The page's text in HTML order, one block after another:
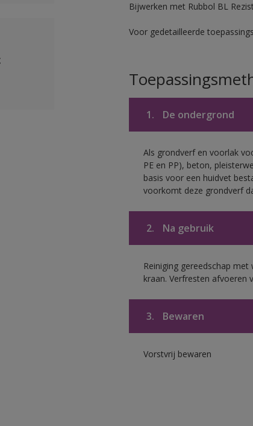
Bijwerken met Rubbol BL
Voor gedetailleerde
1. De ondergrond
Als grondverf en voorlak
PE en PP), beton,
basis voor een huidvet
voorkomt deze grondverf
2. Na gebruik
Reiniging gereedschap
kraan. Verfresten afvoeren
3. Bewaren
Vorstvrij bewaren